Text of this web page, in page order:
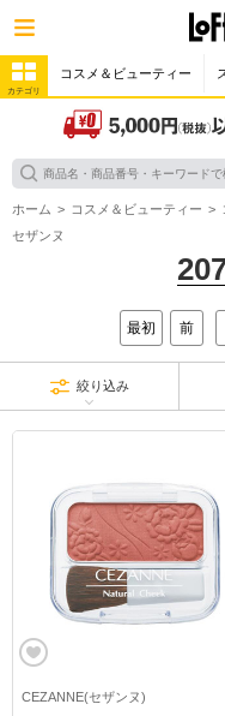
カテゴリ
コスメ＆ビューティー
ホーム コスメ＆ビューティー
セザンヌ
最初 前
絞り込み
CEZANNE(セザンヌ)